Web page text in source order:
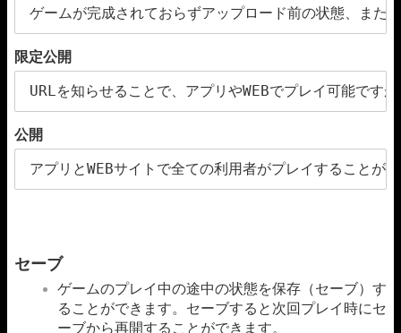
ゲームが完成されておらずアップロード前の状態、また
限定公開
URLを知らせることで、アプリやWEBでプレイ可能で
公開
アプリとWEBサイトで全ての利用者がプレイすることが
セーブ
ゲームのプレイ中の途中の状態を保存（セーブ）す
ることができます。セーブすると次回プレイ時にセ
ーブから再開することができます。